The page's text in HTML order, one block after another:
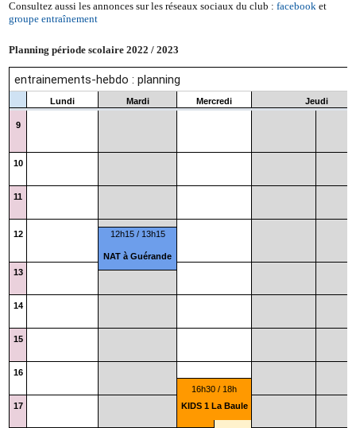
Consultez aussi les annonces sur les réseaux sociaux du club :facebook et
groupe entraînement
Planning période scolaire 2022 / 2023